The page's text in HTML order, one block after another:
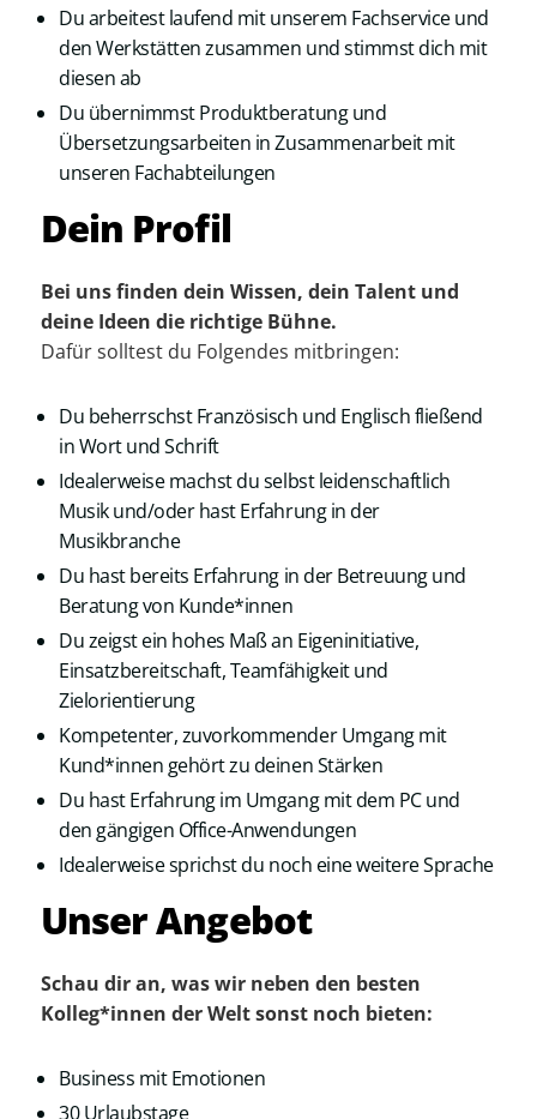
Du arbeitest laufend mit unserem Fachservice und
den Werkstätten zusammen und stimmst dich mit
diesen ab
Du übernimmst Produktberatung und
Übersetzungsarbeiten in Zusammenarbeit mit
unseren Fachabteilungen
Dein Profil
Bei uns finden dein Wissen, dein Talent und
deine Ideen die richtige Bühne.
Dafür solltest du Folgendes mitbringen:
Du beherrschst Französisch und Englisch fließend
in Wort und Schrift
Idealerweise machst du selbst leidenschaftlich
Musik und/oder hast Erfahrung in der
Musikbranche
Du hast bereits Erfahrung in der Betreuung und
Beratung von Kunde*innen
Du zeigst ein hohes Maß an Eigeninitiative,
Einsatzbereitschaft, Teamfähigkeit und
Zielorientierung
Kompetenter, zuvorkommender Umgang mit
Kund*innen gehört zu deinen Stärken
Du hast Erfahrung im Umgang mit dem PC und
den gängigen Office-Anwendungen
Idealerweise sprichst du noch eine weitere Sprache
Unser Angebot
Schau dir an, was wir neben den besten
Kolleg*innen der Welt sonst noch bieten:
Business mit Emotionen
30 Urlaubstage